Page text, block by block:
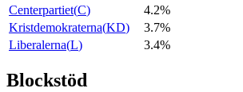
Centerpartiet(C)
4.2%
Kristdemokraterna(KD)
3.7%
Liberalerna(L) 3.4%
Blockstöd